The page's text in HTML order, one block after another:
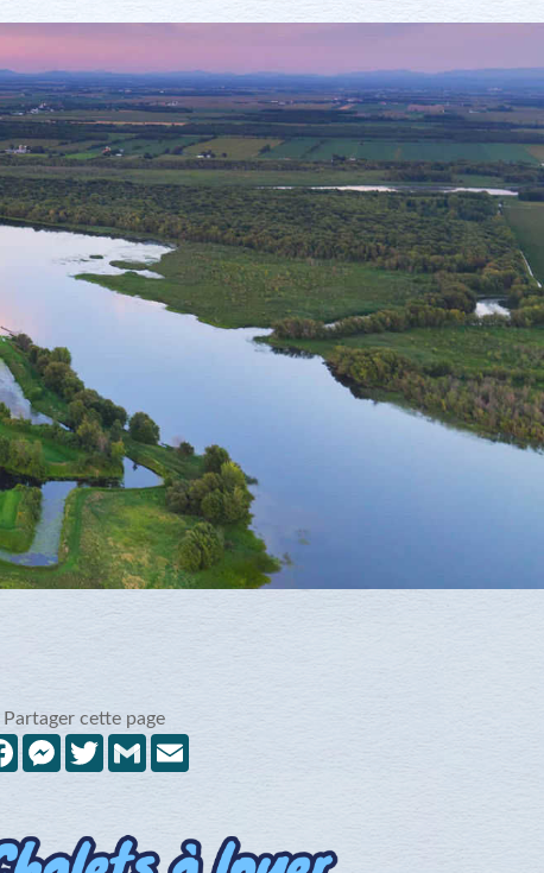
Partager cette page
FacebookMessenger
TwitterGmail